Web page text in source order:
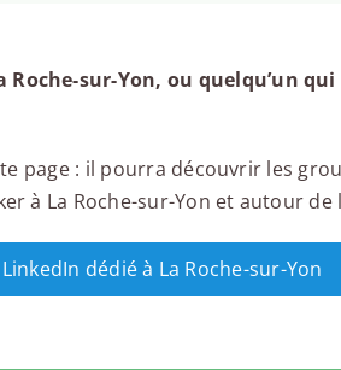
sur-Yon, ou quelqu’un
page : il pourra découvrir les
à La Roche-sur-Yon et autour de
dédié à La Roche-sur-Yon